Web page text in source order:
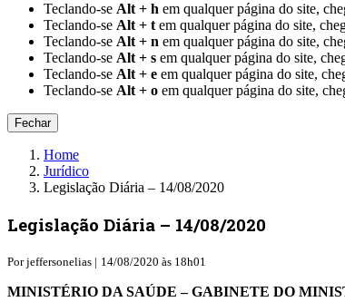
Teclando-se Alt + h em qualquer página do site,
Teclando-se Alt + t em qualquer página do site,
Teclando-se Alt + n em qualquer página do site,
Teclando-se Alt + s em qualquer página do site,
Teclando-se Alt + e em qualquer página do site,
Teclando-se Alt + o em qualquer página do site,
Fechar
Home
Jurídico
Legislação Diária – 14/08/2020
Legislação Diária – 14/08/2020
Porjeffersonelias | 14/08/2020 às 18h01
MINISTÉRIO DA SAÚDE –GABINETE DO